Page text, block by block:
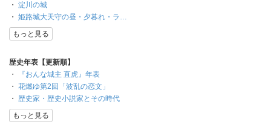
・ 淀川の城
・ 姫路城大天守の昼・夕暮れ・ラ…
もっと見る
歴史年表【更新順】
・
『おんな城主 直虎』年表
・ 花燃ゆ第2回「波乱の恋文」
・ 歴史家・歴史小説家とその時代
もっと見る